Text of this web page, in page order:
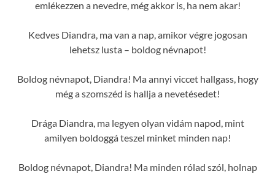
emlékezzen a nevedre, még akkor is, ha nem akar!
Kedves Diandra, ma van a nap, amikor végre jogosan
lehetsz lusta – boldog névnapot!
Boldog névnapot, Diandra! Ma annyi viccet hallgass, hogy
még a szomszéd is hallja a nevetésedet!
Drága Diandra, ma legyen olyan vidám napod, mint
amilyen boldoggá teszel minket minden nap!
Boldog névnapot, Diandra! Ma minden rólad szól, holnap